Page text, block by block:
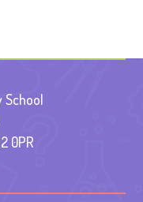
School
0PR